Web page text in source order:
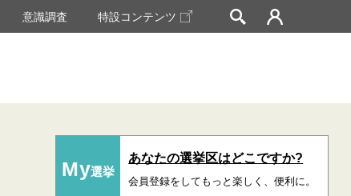
意識調査 特設コンテンツ
My選挙
あなたの選挙区はどこですか?
会員登録をしてもっと楽しく、便利に。